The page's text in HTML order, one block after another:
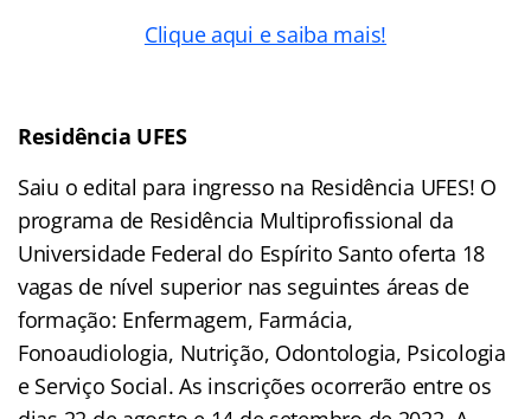
Clique aqui e saiba mais!
Residência UFES
Saiu o edital para ingresso na Residência UFES! O
programa de Residência Multiprofissional da
Universidade Federal do Espírito Santo oferta 18
vagas de nível superior nas seguintes áreas de
formação: Enfermagem, Farmácia,
Fonoaudiologia, Nutrição, Odontologia, Psicologia
e Serviço Social. As inscrições ocorrerão entre os